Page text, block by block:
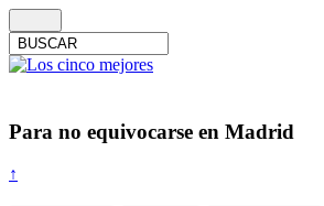
Para no equivocarse en Madrid
↑